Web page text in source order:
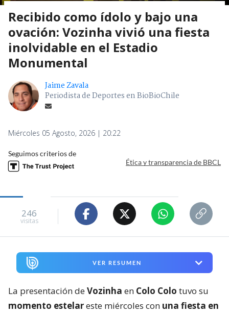
Recibido como ídolo y bajo una
ovación: Vozinha vivió una fiesta
inolvidable en el Estadio
Monumental
Jaime Zavala
Periodista de Deportes en BioBioChile
Miércoles 05 Agosto, 2026 | 20:22
Seguimos criterios de
Ética y transparencia de BBCL
246
visitas
VER RESUMEN
La presentación deVozinha en Colo Colo tuvo su
momento estelareste miércoles con una fiesta en